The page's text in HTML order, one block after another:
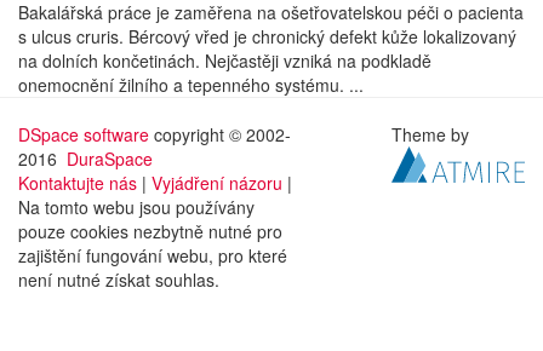
Bakalářská práce je zaměřena na ošetřovatelskou péči o pacienta
s ulcus cruris. Bércový vřed je chronický defekt kůže lokalizovaný
na dolních končetinách. Nejčastěji vzniká na podkladě
onemocnění žilního a tepenného systému. ...
DSpace software copyright © 2002-
2016 DuraSpace
Kontaktujte nás | Vyjádření názoru |
Na tomto webu jsou používány
pouze cookies nezbytně nutné pro
zajištění fungování webu, pro které
není nutné získat souhlas.
Theme by